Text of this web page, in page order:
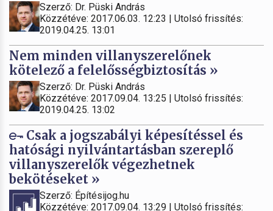
Szerző: Dr. Püski András
Közzétéve: 2017.06.03. 12:23 | Utolsó frissítés:
2019.04.25. 13:01
Nem minden villanyszerelőnek
kötelező a felelősségbiztosítás »
Szerző: Dr. Püski András
Közzétéve: 2017.09.04. 13:25 | Utolsó frissítés:
2019.04.25. 13:02
Csak a jogszabályi képesítéssel és
hatósági nyilvántartásban szereplő
villanyszerelők végezhetnek
bekötéseket »
Szerző: Építésijog.hu
Közzétéve: 2017.09.04. 13:29 | Utolsó frissítés: